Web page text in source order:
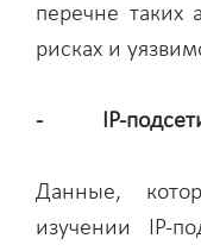
перечне таких
рисках и
- IP-
Данные,
изучении IP-